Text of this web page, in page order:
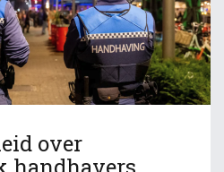
over
handhavers